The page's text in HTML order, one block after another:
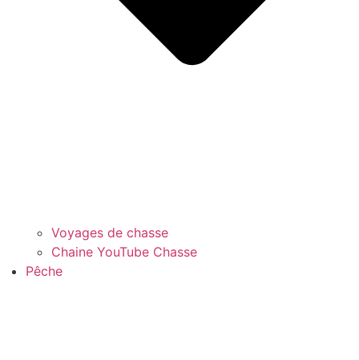
Voyages de chasse
Chaine YouTube Chasse
Pêche